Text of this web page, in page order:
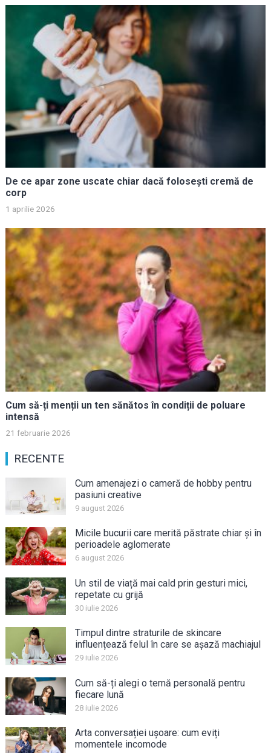
De ce apar zone uscate chiar dacă folosești cremă de
corp
1 aprilie 2026
Cum să-ți menții un ten sănătos în condiții de poluare
intensă
21 februarie 2026
RECENTE
Cum amenajezi o cameră de hobby pentru
pasiuni creative
9 august 2026
Micile bucurii care merită păstrate chiar și în
perioadele aglomerate
6 august 2026
Un stil de viață mai cald prin gesturi mici,
repetate cu grijă
30 iulie 2026
Timpul dintre straturile de skincare
influențează felul în care se așază machiajul
29 iulie 2026
Cum să-ți alegi o temă personală pentru
fiecare lună
28 iulie 2026
Arta conversației ușoare: cum eviți
momentele incomode